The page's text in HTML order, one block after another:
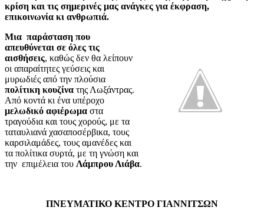
κρίση και τις σημερινές μας ανάγκες για έκφραση,
επικοινωνία κι ανθρωπιά.
Μια παράσταση που
απευθύνεται σε όλες τις
αισθήσεις, καθώς δεν θα λείπουν
οι απαραίτητες γεύσεις και
μυρωδιές από την πλούσια
πολίτικη κουζίνα της Λωξάντρας.
Από κοντά κι ένα υπέροχο
μελωδικό αφιέρωμα στα
τραγούδια και τους χορούς, με τα
ταταυλιανά χασαποσέρβικα, τους
καρσιλαμάδες, τους αμανέδες και
τα πολίτικα συρτά, με τη γνώση και
την επιμέλεια του Λάμπρου Λιάβα.
ΠΝΕΥΜΑΤΙΚΟ ΚΕΝΤΡΟ ΓΙΑΝΝΙΤΣΩΝ